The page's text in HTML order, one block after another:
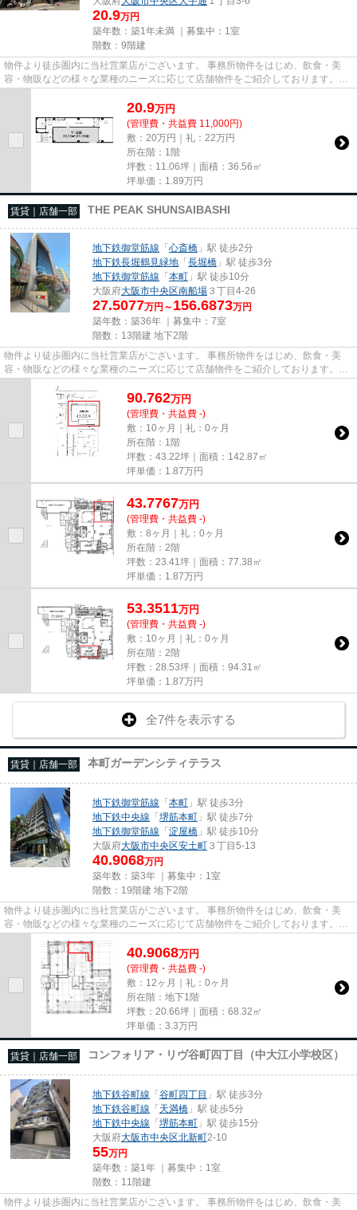
20.9万円
築年数：築1年未満 ｜募集中： 1室
階数：9階建
物件より徒歩圏内に当社営業店がございます。 事務所物件をはじめ、飲食・美
容・物販などの様々な業種のニーズに応じて店舗物件をご紹介しております。
尚、弊社ではおとり広告は一切...
20.9万円
(管理費・共益費 11,000円)
敷：20万円｜礼：22万円
所在階：1階
坪数：11.06坪｜面積：36.56㎡
坪単価： 1.89万円
賃貸｜店舗一部 THE PEAK SHUNSAIBASHI
地下鉄御堂筋線 「心斎橋 」駅 徒歩2分
地下鉄長堀鶴見緑地 「長堀橋 」駅 徒歩3分
地下鉄御堂筋線 「本町 」駅 徒歩10分
大阪府大阪市中央区南船場 ３丁目4-26
27.5077万円～ 156.6873万円
築年数：築36年 ｜募集中： 7室
階数：13階建 地下2階
物件より徒歩圏内に当社営業店がございます。 事務所物件をはじめ、飲食・美
容・物販などの様々な業種のニーズに応じて店舗物件をご紹介しております。
尚、弊社ではおとり広告は一切...
90.762万円
(管理費・共益費 -)
敷：10ヶ月｜礼：0ヶ月
所在階：1階
坪数：43.22坪｜面積：142.87㎡
坪単価： 1.87万円
43.7767万円
(管理費・共益費 -)
敷：8ヶ月｜礼：0ヶ月
所在階：2階
坪数：23.41坪｜面積：77.38㎡
坪単価： 1.87万円
53.3511万円
(管理費・共益費 -)
敷：10ヶ月｜礼：0ヶ月
所在階：2階
坪数：28.53坪｜面積：94.31㎡
坪単価： 1.87万円
全7件を表示する
賃貸｜店舗一部 本町ガーデンシティテラス
地下鉄御堂筋線 「本町 」駅 徒歩3分
地下鉄中央線 「堺筋本町 」駅 徒歩7分
地下鉄御堂筋線 「淀屋橋 」駅 徒歩10分
大阪府大阪市中央区安土町 ３丁目5-13
40.9068万円
築年数：築3年 ｜募集中： 1室
階数：19階建 地下2階
物件より徒歩圏内に当社営業店がございます。 事務所物件をはじめ、飲食・美
容・物販などの様々な業種のニーズに応じて店舗物件をご紹介しております。
尚、弊社ではおとり広告は一切...
40.9068万円
(管理費・共益費 -)
敷：12ヶ月｜礼：0ヶ月
所在階：地下1階
坪数：20.66坪｜面積：68.32㎡
坪単価： 3.3万円
賃貸｜店舗一部 コンフォリア・リヴ谷町四丁目（中大江小学校区）
地下鉄谷町線 「谷町四丁目 」駅 徒歩3分
地下鉄谷町線 「天満橋 」駅 徒歩5分
地下鉄中央線 「堺筋本町 」駅 徒歩15分
大阪府大阪市中央区北新町2-10
55万円
築年数：築1年 ｜募集中： 1室
階数：11階建
物件より徒歩圏内に当社営業店がございます。 事務所物件をはじめ、飲食・美